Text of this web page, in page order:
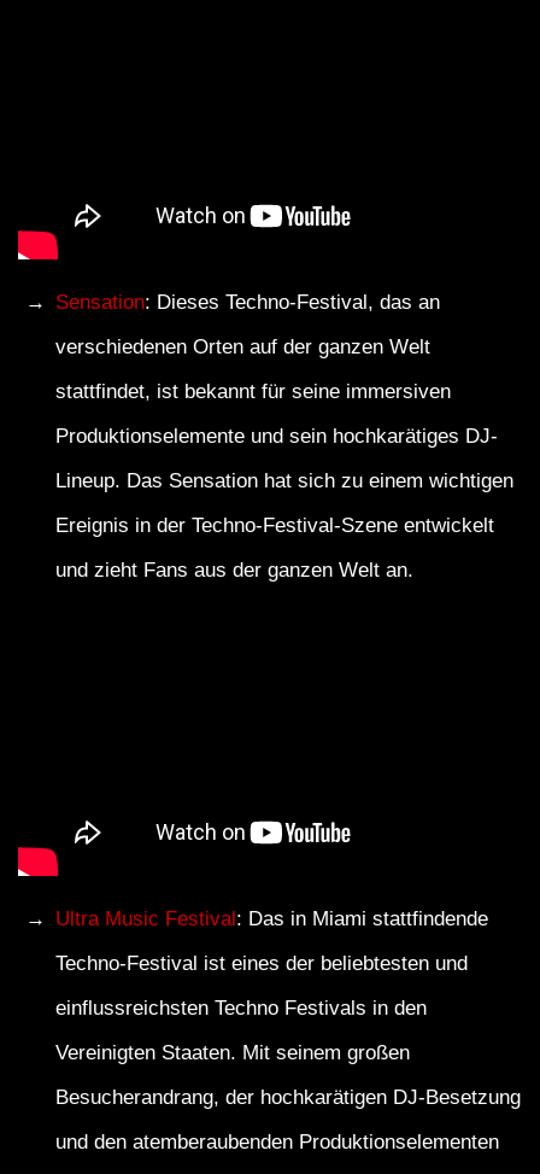
Sensation: Dieses Techno-Festival, das an
verschiedenen Orten auf der ganzen Welt
stattfindet, ist bekannt für seine immersiven
Produktionselemente und sein hochkarätiges DJ-
Lineup. Das Sensation hat sich zu einem wichtigen
Ereignis in der Techno-Festival-Szene entwickelt
und zieht Fans aus der ganzen Welt an.
Ultra Music Festival : Das in Miami stattfindende
Techno-Festival ist eines der beliebtesten und
einflussreichsten Techno Festivals in den
Vereinigten Staaten. Mit seinem großen
Besucherandrang, der hochkarätigen DJ-Besetzung
und den atemberaubenden Produktionselementen